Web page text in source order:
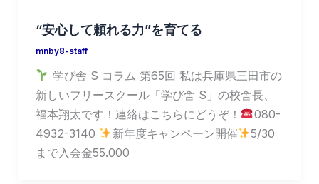
“安心して頼れる力”を育てる
mnby8-staff
学び舎 S コラム 第65回 私は兵庫県三田市の
新しいフリースクール「学び舎 S」の校舎長、
福本翔太です！連絡はこちらにどうぞ！
080-
4932-3140
新年度キャンペーン開催
5/30
まで入会金55.000